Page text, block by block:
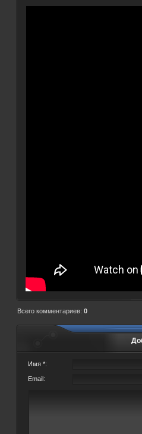
Всего комментариев: 0
Имя *:
Email: